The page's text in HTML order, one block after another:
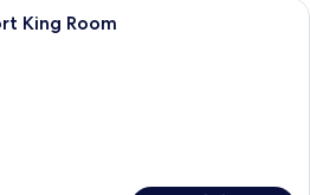
ผ้านวมขนเป็ด, ตู้นิรภัยในห้องพัก, โต๊ะ
King Room